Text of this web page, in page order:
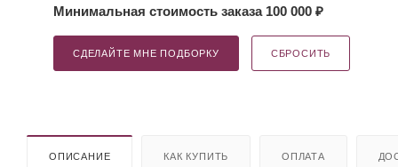
Минимальная стоимость заказа 100 000 ₽
СДЕЛАЙТЕ МНЕ ПОДБОРКУ СБРОСИТЬ
ОПИСАНИЕ КАК КУПИТЬ ОПЛАТА